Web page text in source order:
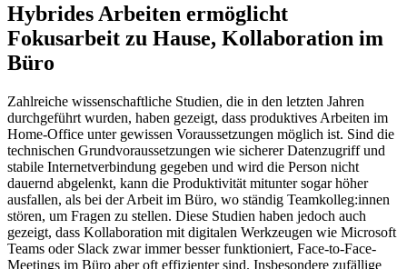
Hybrides Arbeiten ermöglicht
Fokusarbeit zu Hause, Kollaboration im
Büro
Zahlreiche wissenschaftliche Studien, die in den letzten Jahren
durchgeführt wurden, haben gezeigt, dass produktives Arbeiten im
Home-Office unter gewissen Voraussetzungen möglich ist. Sind die
technischen Grundvoraussetzungen wie sicherer Datenzugriff und
stabile Internetverbindung gegeben und wird die Person nicht
dauernd abgelenkt, kann die Produktivität mitunter sogar höher
ausfallen, als bei der Arbeit im Büro, wo ständig Teamkolleg:innen
stören, um Fragen zu stellen. Diese Studien haben jedoch auch
gezeigt, dass Kollaboration mit digitalen Werkzeugen wie Microsoft
Teams oder Slack zwar immer besser funktioniert, Face-to-Face-
Meetings im Büro aber oft effizienter sind. Insbesondere zufällige